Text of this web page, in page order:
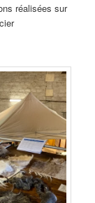
réalisées sur